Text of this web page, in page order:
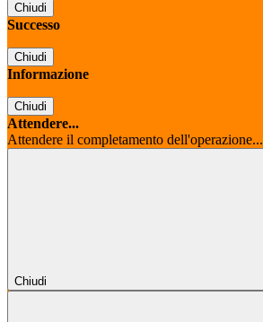
Chiudi
Successo
Chiudi
Informazione
Chiudi
Attendere...
Attendere il completamento dell'operazione...
Chiudi